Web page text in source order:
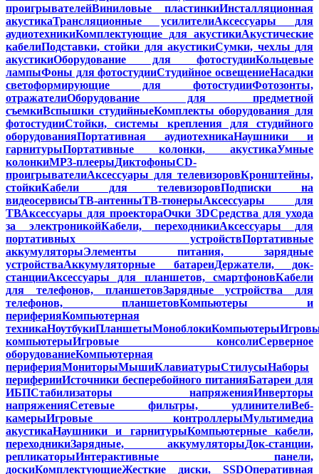
проигрывателейВиниловые пластинкиИнсталляционная
акустикаТрансляционные усилителиАксессуары для
аудиотехникиКомплектующие для акустикиАкустические
кабелиПодставки, стойки для акустикиСумки, чехлы для
акустикиОборудование для фотостудииКольцевые
лампыФоны для фотостудииСтудийное освещениеНасадки
светоформирующие для фотостудииФотозонты,
отражателиОборудование для предметной
съемкиВспышки студийныеКомплекты оборудования для
фотостудииСтойки, системы крепления для студийного
оборудованияПортативная аудиотехникаНаушники и
гарнитурыПортативные колонки, акустикаУмные
колонкиMP3-плеерыДиктофоныCD-
проигрывателиАксессуары для телевизоровКронштейны,
стойкиКабели для телевизоровПодписки на
видеосервисыТВ-антенныТВ-тюнерыАксессуары для
ТВАксессуары для проектораОчки 3DСредства для ухода
за электроникойКабели, переходникиАксессуары для
портативных устройствПортативные
аккумуляторыЭлементы питания, зарядные
устройстваАккумуляторные батареиДержатели, док-
станцииАксессуары для планшетов, смартфоновКабели
для телефонов, планшетовЗарядные устройства для
телефонов, планшетовКомпьютеры и
периферияКомпьютерная
техникаНоутбукиПланшетыМоноблокиКомпьютеры
компьютерыИгровые консолиСерверное
оборудованиеКомпьютерная
периферияМониторыМышиКлавиатурыСтилусыНаборы
периферииИсточники бесперебойного питанияБатареи для
ИБПСтабилизаторы напряженияИнверторы
напряженияСетевые фильтры, удлинителиВеб-
камерыИгровые контроллерыМультимедиа
акустикаНаушники и гарнитурыКомпьютерные кабели,
переходникиЗарядные, аккумуляторыДок-станции,
репликаторыИнтерактивные панели,
доскиКомплектующиеЖесткие диски, SSDОперативная